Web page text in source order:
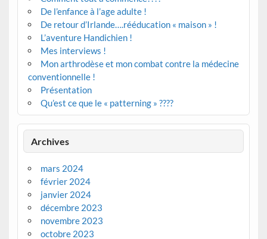
De l’enfance à l’age adulte !
De retour d’Irlande….rééducation « maison » !
L’aventure Handichien !
Mes interviews !
Mon arthrodèse et mon combat contre la médecine
conventionnelle !
Présentation
Qu’est ce que le « patterning » ????
Archives
mars 2024
février 2024
janvier 2024
décembre 2023
novembre 2023
octobre 2023